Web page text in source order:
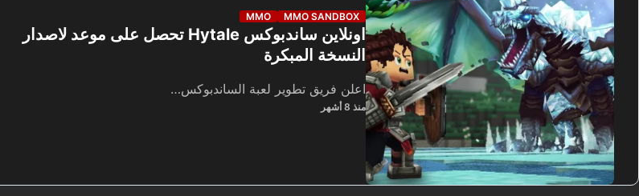
MMO MMO SANDBOX
اونلاين ساندبوكس Hytale تحصل على موعد لاصدار
النسخة المبكرة
اعلن فريق تطوير لعبة الساندبوكس…
منذ 8 أشهر